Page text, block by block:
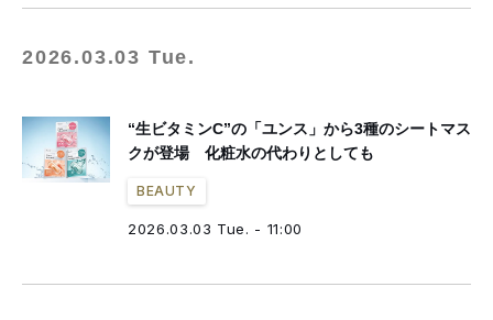
2026.03.03 Tue.
“生ビタミンC”の「ユンス」から3種のシートマス
クが登場 化粧水の代わりとしても
BEAUTY
2026.03.03 Tue. - 11:00